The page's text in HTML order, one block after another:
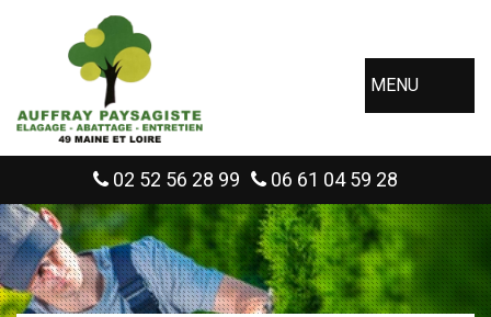
MENU
02 52 56 28 99 06 61 04 59 28